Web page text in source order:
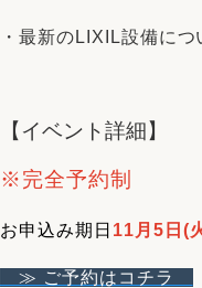
・最新のLIXIL設備に
【イベント詳細】
※完全予約制
お申込み期日 11月5日(
≫ ご予約はコチラ